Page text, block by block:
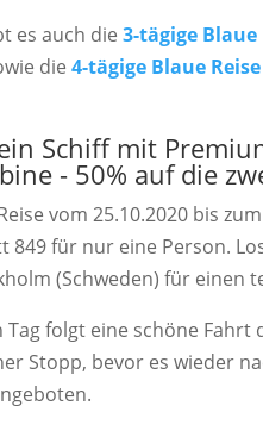
es auch die3-tägige Blaue
die 4-tägige Blaue
Schiff mit
- 50% auf die
vom 25.10.2020 bis
849 für nur eine Person.
(Schweden) für einen
Tag folgt eine schöne
Stopp, bevor es wieder